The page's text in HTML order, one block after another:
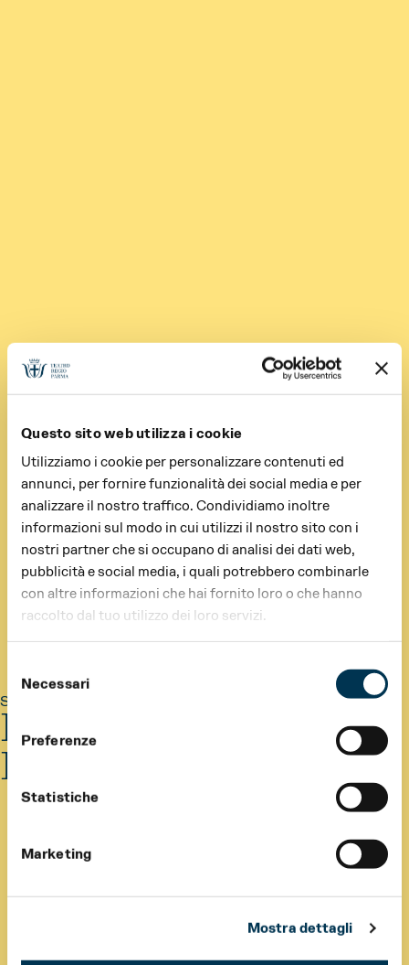
Questo sito web utilizza i cookie
Utilizziamo i cookie per personalizzare contenuti ed
annunci, per fornire funzionalità dei social media e per
analizzare il nostro traffico. Condividiamo inoltre
informazioni sul modo in cui utilizzi il nostro sito con i
nostri partner che si occupano di analisi dei dati web,
pubblicità e social media, i quali potrebbero combinarle
con altre informazioni che hai fornito loro o che hanno
raccolto dal tuo utilizzo dei loro servizi.
del
consenso
Necessari
Preferenze
Statistiche
Marketing
Mostra dettagli
Spettacoli |
Istituti penitenziari di
Parma